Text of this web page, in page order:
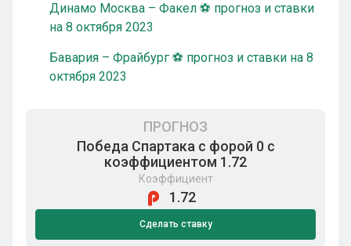
Динамо Москва – Факел ⚽ прогноз и ставки
на 8 октября 2023
Бавария – Фрайбург ⚽ прогноз и ставки на 8
октября 2023
ПРОГНОЗ
Победа Спартака с форой 0 с
коэффициентом 1.72
Коэффициент
1.72
Сделать ставку